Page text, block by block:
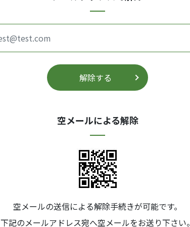
解除する
空メールによる解除
空メールの送信による解除手続きが可能です。
下記のメールアドレス宛へ空メールをお送り下さい。